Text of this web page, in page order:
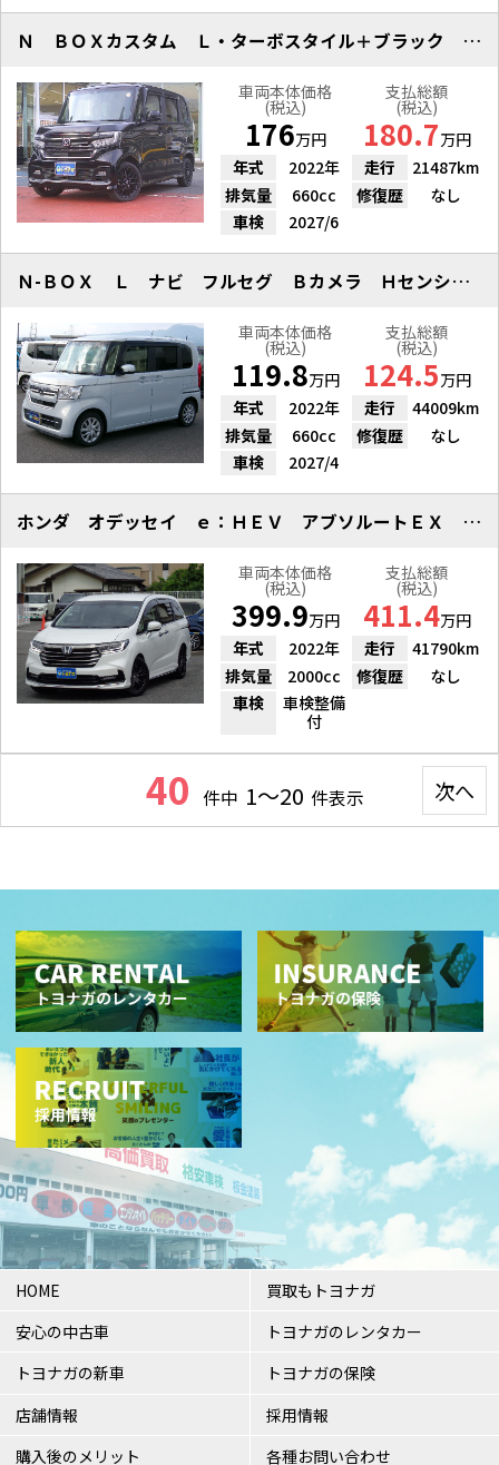
Ｎ ＢＯＸカスタム Ｌ・ターボスタイル＋ブラック ４ＷＤ ナビＴＶＢカメ
車両本体価格
(税込)
176万円
支払総額
(税込)
180.7万円
年式
2022年 走行
21487km
排気量
660cc 修復歴
なし
車検
2027/6
Ｎ-ＢＯＸ Ｌ ナビ フルセグ Ｂカメラ Ｈセンシング Ｓヒーター
車両本体価格
(税込)
119.8万円
支払総額
(税込)
124.5万円
年式
2022年 走行
44009km
排気量
660cc 修復歴
なし
車検
2027/4
ホンダ オデッセイ ｅ：ＨＥＶ アブソルートＥＸ １０インチナビ
車両本体価格
(税込)
399.9万円
支払総額
(税込)
411.4万円
年式
2022年 走行
41790km
排気量
2000cc 修復歴
なし
車検
車検整備
付
40 件中 1～20 件表示 次へ
HOME
安心の中古車
トヨナガの新車
店舗情報
購入後のメリット
買取もトヨナガ
トヨナガのレンタカー
トヨナガの保険
採用情報
各種お問い合わせ